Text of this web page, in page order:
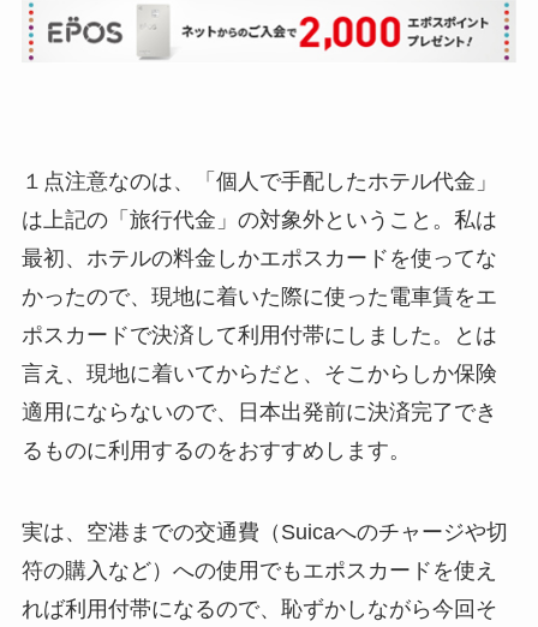
１点注意なのは、「個人で手配したホテル代金」
は上記の「旅行代金」の対象外ということ。私は
最初、ホテルの料金しかエポスカードを使ってな
かったので、現地に着いた際に使った電車賃をエ
ポスカードで決済して利用付帯にしました。とは
言え、現地に着いてからだと、そこからしか保険
適用にならないので、日本出発前に決済完了でき
るものに利用するのをおすすめします。
実は、空港までの交通費（Suicaへのチャージや切
符の購入など）への使用でもエポスカードを使え
れば利用付帯になるので、恥ずかしながら今回そ